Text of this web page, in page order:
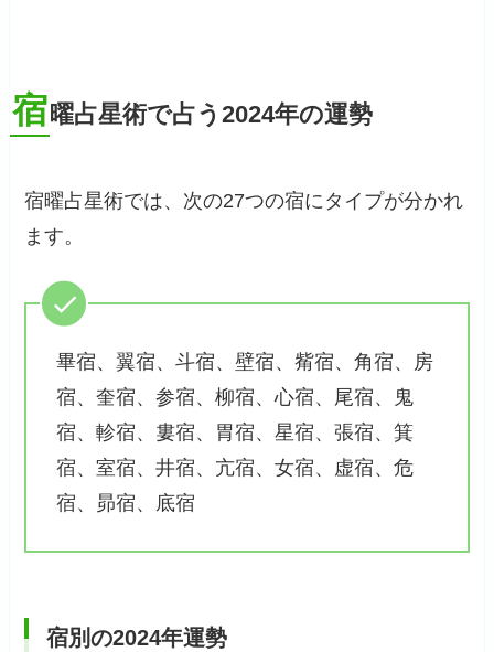
宿 曜占星術で占う2024年の運勢
宿曜占星術では、次の27つの宿にタイプが分かれ
ます。
畢宿、翼宿、斗宿、壁宿、觜宿、角宿、房
宿、奎宿、参宿、柳宿、心宿、尾宿、鬼
宿、軫宿、婁宿、胃宿、星宿、張宿、箕
宿、室宿、井宿、亢宿、女宿、虚宿、危
宿、昴宿、底宿
宿別の2024年運勢